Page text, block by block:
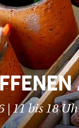
| 11 bis 18